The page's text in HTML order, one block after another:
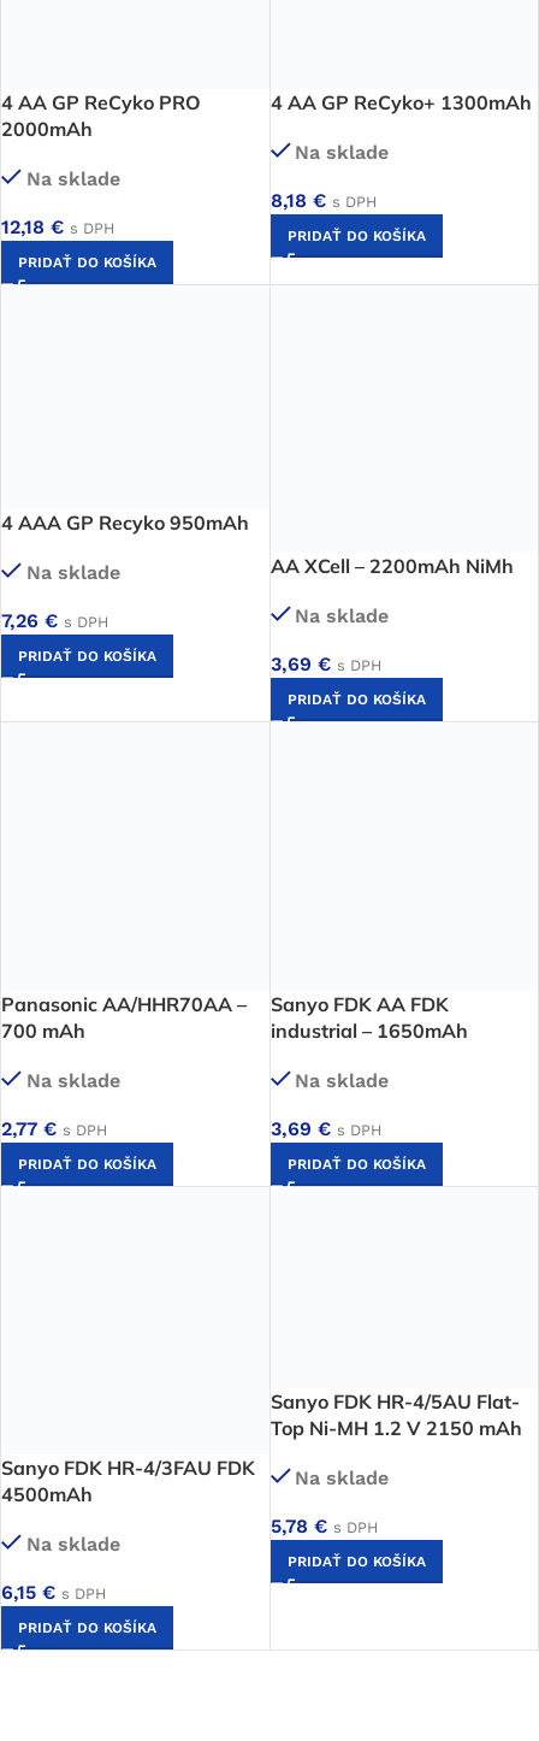
4 AA GP ReCyko PRO
2000mAh
Na sklade
12,18 € s DPH
PRIDAŤ DO KOŠÍKA
4 AA GP ReCyko+ 1300mAh
Na sklade
8,18 € s DPH
PRIDAŤ DO KOŠÍKA
4 AAA GP Recyko 950mAh
Na sklade
7,26 € s DPH
PRIDAŤ DO KOŠÍKA
AA XCell – 2200mAh NiMh
Na sklade
3,69 € s DPH
PRIDAŤ DO KOŠÍKA
Panasonic AA/HHR70AA –
700 mAh
Na sklade
2,77 € s DPH
PRIDAŤ DO KOŠÍKA
Sanyo FDK AA FDK
industrial – 1650mAh
Na sklade
3,69 € s DPH
PRIDAŤ DO KOŠÍKA
Sanyo FDK HR-4/3FAU FDK
4500mAh
Na sklade
6,15 € s DPH
PRIDAŤ DO KOŠÍKA
Sanyo FDK HR-4/5AU Flat-
Top Ni-MH 1.2 V 2150 mAh
Na sklade
5,78 € s DPH
PRIDAŤ DO KOŠÍKA